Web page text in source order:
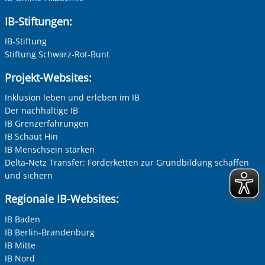
Nachname, Vorname
Ihre E-Mail-Adresse
Betreff ihrer Anfrage
IB-Stiftungen:
IB-Stiftung
Stiftung Schwarz-Rot-Bunt
Projekt-Websites:
Inklusion leben und erleben im IB
Der nachhaltige IB
IB Grenzerfahrungen
IB Schaut Hin
IB Menschsein stärken
Delta-Netz Transfer: Förderketten zur Grundbildung schaffen
und sichern
Regionale IB-Websites:
IB Baden
IB Berlin-Brandenburg
IB Mitte
IB Nord